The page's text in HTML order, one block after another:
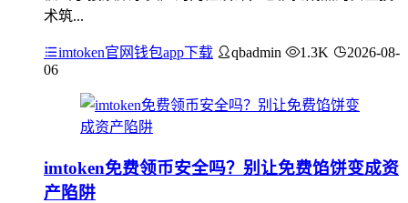
术筑...
imtoken官网钱包app下载 qbadmin 1.3K
2026-08-
06
imtoken免费领币安全吗？别让免费馅饼变成资
产陷阱